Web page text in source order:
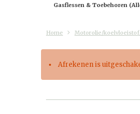
Gasflessen & Toebehoren
Home Motorolie/
Afrekenen is